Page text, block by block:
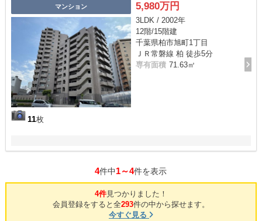
マンション
11枚
5,980万円
3LDK / 2002年
12階/15階建
千葉県柏市旭町1丁目
ＪＲ常磐線 柏 徒歩5分
専有面積 71.63㎡
4件中1～4件を表示
4件見つかりました！
会員登録をすると全293件の中から探せます。
今すぐ見る